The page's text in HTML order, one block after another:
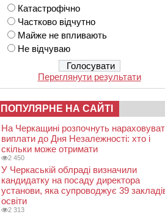
Катастрофічно
Частково відчутно
Майже не впливають
Не відчуваю
Переглянути результати
ПОПУЛЯРНЕ НА САЙТІ
На Черкащині розпочнуть
виплати до Дня Незалежності: хто і
скільки може отримати
2 450
У Черкаській облраді визначили
кандидатку на посаду директора
установи, яка супроводжує 39
освіти
2 313